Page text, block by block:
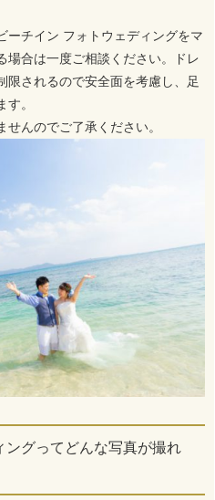
ーチイン フォトウェディングをマ
場合は一度ご相談ください。ドレ
限されるので安全面を考慮し、足
。
んのでご了承ください。
グってどんな写真が撮れ